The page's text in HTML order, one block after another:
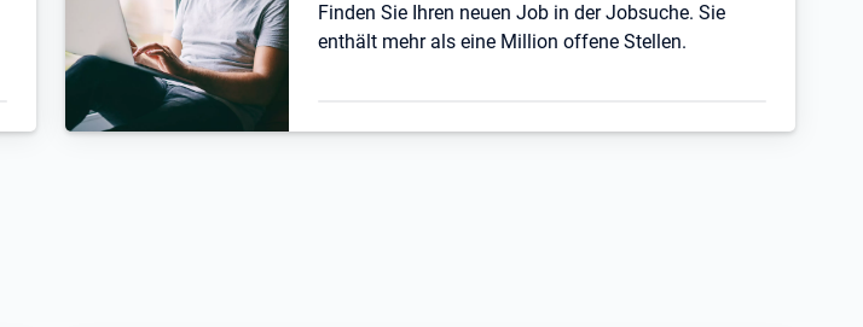
Finden Sie Ihren neuen Job in der Jobsuche. Sie
enthält mehr als eine Million offene Stellen.